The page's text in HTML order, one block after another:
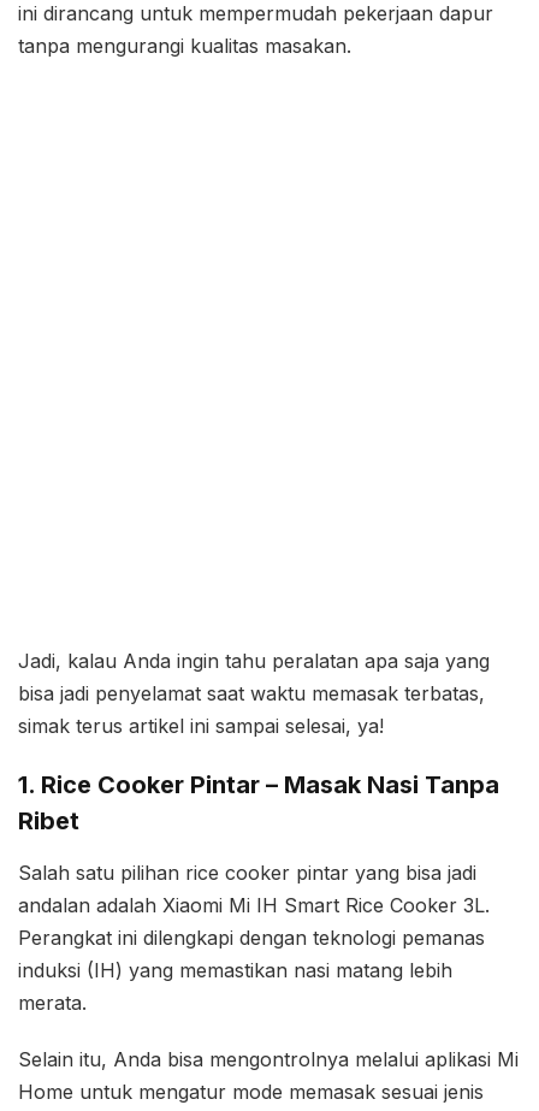
ini dirancang untuk mempermudah pekerjaan dapur
tanpa mengurangi kualitas masakan.
Jadi, kalau Anda ingin tahu peralatan apa saja yang
bisa jadi penyelamat saat waktu memasak terbatas,
simak terus artikel ini sampai selesai, ya!
1. Rice Cooker Pintar – Masak Nasi Tanpa
Ribet
Salah satu pilihan rice cooker pintar yang bisa jadi
andalan adalah Xiaomi Mi IH Smart Rice Cooker 3L.
Perangkat ini dilengkapi dengan teknologi pemanas
induksi (IH) yang memastikan nasi matang lebih
merata.
Selain itu, Anda bisa mengontrolnya melalui aplikasi Mi
Home untuk mengatur mode memasak sesuai jenis